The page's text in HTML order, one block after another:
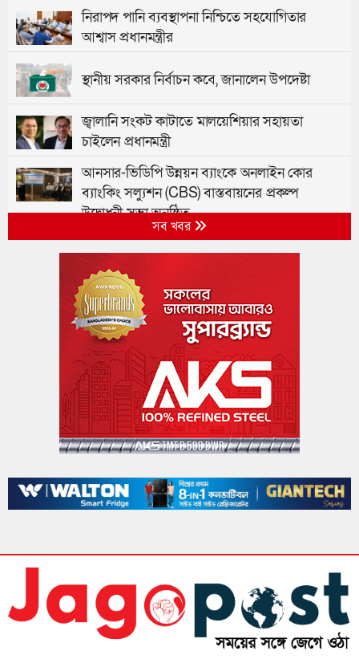
নিরাপদ পানি ব্যবস্থাপনা নিশ্চিতে সহযোগিতার
আশ্বাস প্রধানমন্ত্রীর
স্থানীয় সরকার নির্বাচন কবে, জানালেন উপদেষ্টা
জ্বালানি সংকট কাটাতে মালয়েশিয়ার সহায়তা
চাইলেন প্রধানমন্ত্রী
আনসার-ভিডিপি উন্নয়ন ব্যাংকে অনলাইন কোর
ব্যাংকিং সল্যুশন (CBS) বাস্তবায়নের প্রকল্প
উদ্বোধনী সভা অনুষ্ঠিত
৯৩ শিক্ষানবিশ এএসপিকে বদলি, তালিকা প্রকাশ
৩ শর্তে লাইসেন্স ফিরে পেল আদ্-দ্বীন হাসপাতাল
বাংলাদেশ ঔষুধ ব্যবসায়ী গণতান্ত্রিক ঐক্য পরিষদের
মতবিনিময় সভা অনুষ্ঠিত
সব খবর